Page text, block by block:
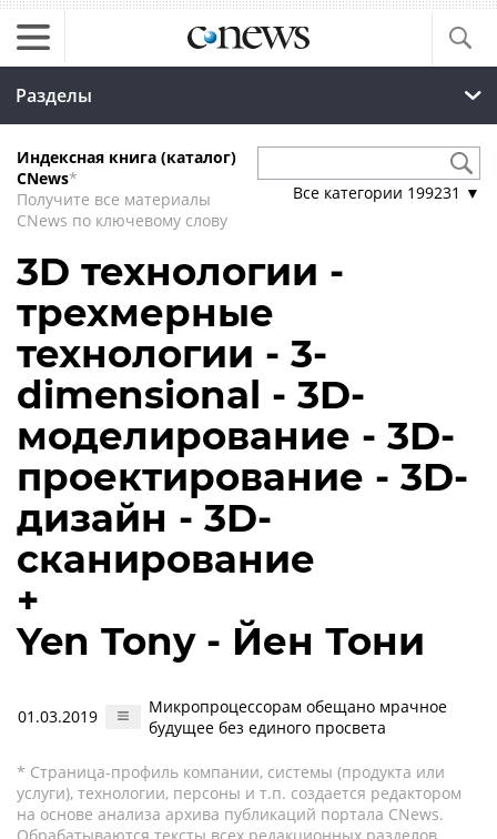
Разделы
Индексная книга (каталог)
CNews*
Получите все материалы
CNews по ключевому слову
Все категории 199231 ▼
3D технологии -
трехмерные
технологии - 3-
dimensional - 3D-
моделирование - 3D-
проектирование - 3D-
дизайн - 3D-
сканирование
+
Yen Tony - Йен Тони
01.03.2019
Микропроцессорам обещано мрачное
будущее без единого просвета
* Страница-профиль компании, системы (продукта или
услуги), технологии, персоны и т.п. создается редактором
на основе анализа архива публикаций портала CNews.